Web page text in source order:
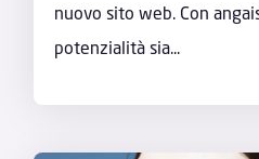
nuovo sito web. Con
potenzialità sia...